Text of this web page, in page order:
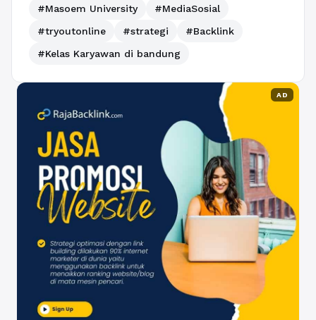
#Masoem University
#MediaSosial
#tryoutonline
#strategi
#Backlink
#Kelas Karyawan di bandung
AD